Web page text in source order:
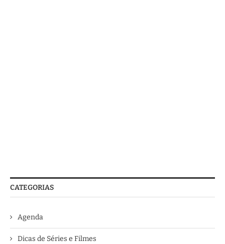
CATEGORIAS
Agenda
Dicas de Séries e Filmes